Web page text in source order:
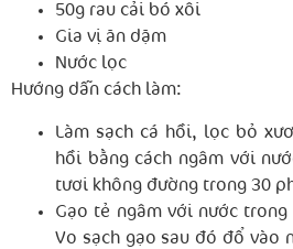
50g rau cải bó xôi
Gia vị ăn dặm
Nước lọc
Hướng dẫn cách làm:
Làm sạch cá hồi, lọc bỏ
hồi bằng cách ngâm với
tươi không đường trong 30
Gạo tẻ ngâm với nước
Vo sạch gạo sau đó đổ vào